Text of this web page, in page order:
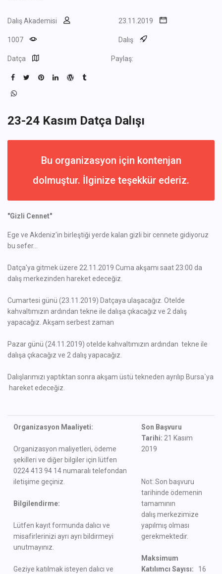
Dalış Akademisi 23.11.2019
1007 Dalış
Datça Paylaş:
23-24 Kasım Datça Dalışı
Bu organizasyon için kontenjan
dolmuştur. İlginize teşekkür ederiz.
"Gizli Cennet"
Ege ve Akdeniz'in birleştiği yerde kalan gizli bir cennete gidiyoruz
bu sefer...
Datça'ya gitmek üzere 22.11.2019 Cuma akşamı saat 23:00 da
dalış merkezinden hareket edeceğiz.
Cumartesi günü (23.11.2019) Datçaya ulaşacağız. Otelde
kahvaltımızın ardından tekne ile dalışa çıkacağız ve 2 dalış
yapacağız. Akşam serbest zaman
Pazar günü (24.11.2019) otelde kahvaltımızın ardından tekne ile
dalışa çıkacağız ve 2 dalış yapacağız.
Dalışlarımızı yaptıktan sonra akşam üstü tekneden ayrılıp Bursa`ya
hareket edeceğiz.
Organizasyon Maaliyeti:
Organizasyon maliyetleri, ödeme
şekilleri ve diğer bilgiler için lütfen
0224 413 94 14 numaralı telefondan
iletişime geçiniz.
Bilgilendirme:
Lütfen kayıt formunda dalıcı ve
misafirlerinizi ayrı ayrı bildirmeyi
unutmayınız.
Geziye katılmak isteyen dalıcı ve
Son Başvuru
Tarihi: 21 Kasım
2019
Not: Son başvuru
tarihinde ödemenin
tamamının
dalış merkezimize
yapılmış olması
gerekmektedir.
Maksimum
Katılımcı Sayısı: 16